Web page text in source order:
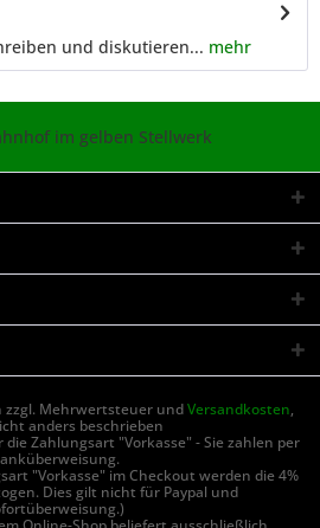
und diskutieren... mehr
im gelben Stellwerk
zzgl. Mehrwertsteuer undVersandkosten,
anders beschrieben
Zahlungsart "Vorkasse" - Sie zahlen per
"Vorkasse" im Checkout werden die 4%
Dies gilt nicht für Paypal und